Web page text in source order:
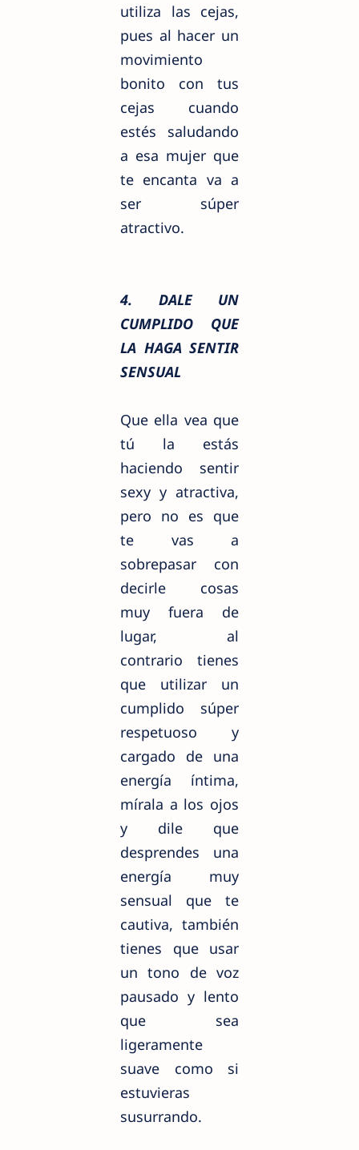
utiliza las cejas,
pues al hacer un
movimiento
bonito con tus
cejas cuando
estés saludando
a esa mujer que
te encanta va a
ser súper
atractivo.
4. DALE UN
CUMPLIDO QUE
LA HAGA SENTIR
SENSUAL
Que ella vea que
tú la estás
haciendo sentir
sexy y atractiva,
pero no es que
te vas a
sobrepasar con
decirle cosas
muy fuera de
lugar, al
contrario tienes
que utilizar un
cumplido súper
respetuoso y
cargado de una
energía íntima,
mírala a los ojos
y dile que
desprendes una
energía muy
sensual que te
cautiva, también
tienes que usar
un tono de voz
pausado y lento
que sea
ligeramente
suave como si
estuvieras
susurrando.